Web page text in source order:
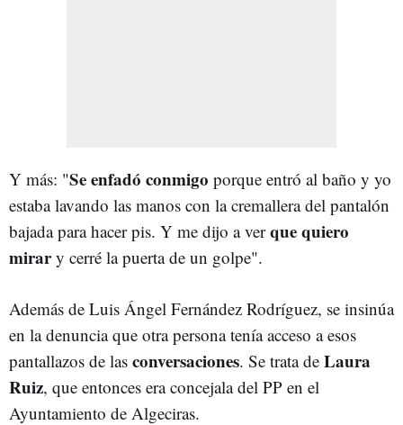
Y más: "Se enfadó conmigo porque entró al baño y yo
estaba lavando las manos con la cremallera del pantalón
bajada para hacer pis. Y me dijo a verque quiero
mirary cerré la puerta de un golpe".
Además de Luis Ángel Fernández Rodríguez, se insinúa
en la denuncia que otra persona tenía acceso a esos
pantallazos de las conversaciones. Se trata de Laura
Ruiz, que entonces era concejala del PP en el
Ayuntamiento de Algeciras.